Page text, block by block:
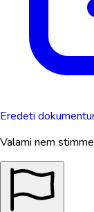
Eredeti
Valami nem